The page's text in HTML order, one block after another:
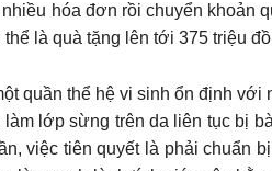
hóa đơn rồi chuyển khoản
là quà tặng lên tới 375 triệu
quần thể hệ vi sinh ổn định
lớp sừng trên da liên tục bị
việc tiên quyết là phải chuẩn